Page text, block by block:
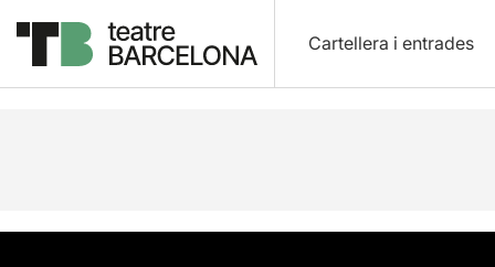
Cartellera i entrades
Descripció Horaris Fitxa artística Info